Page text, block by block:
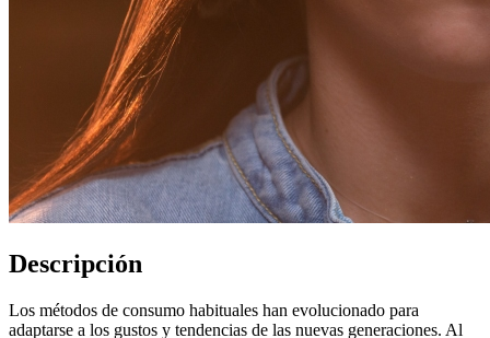
Descripción
Los métodos de consumo habituales han evolucionado para
adaptarse a los gustos y tendencias de las nuevas generaciones. Al